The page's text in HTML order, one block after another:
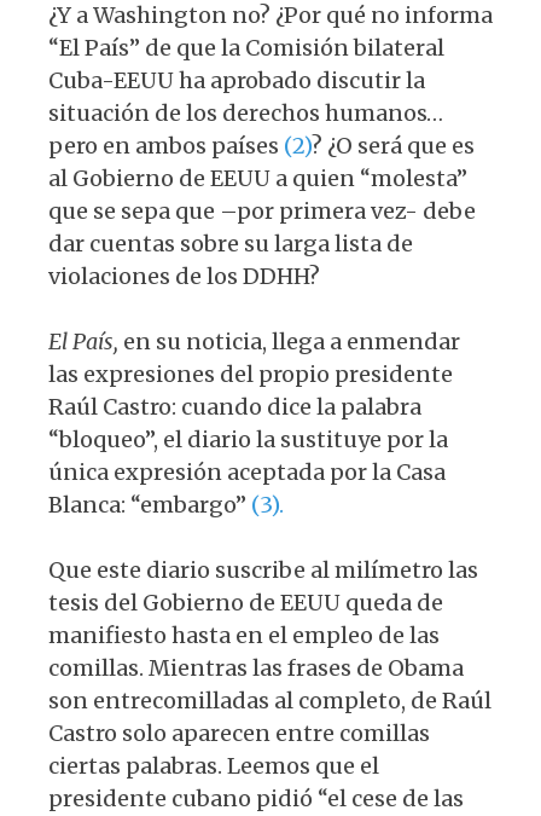
¿Y a Washington no? ¿Por qué no informa
“El País” de que la Comisión bilateral
Cuba-EEUU ha aprobado discutir la
situación de los derechos humanos…
pero en ambos países (2)? ¿O será que es
al Gobierno de EEUU a quien “molesta”
que se sepa que –por primera vez- debe
dar cuentas sobre su larga lista de
violaciones de los DDHH?
El País, en su noticia, llega a enmendar
las expresiones del propio presidente
Raúl Castro: cuando dice la palabra
“bloqueo”, el diario la sustituye por la
única expresión aceptada por la Casa
Blanca: “embargo” (3).
Que este diario suscribe al milímetro las
tesis del Gobierno de EEUU queda de
manifiesto hasta en el empleo de las
comillas. Mientras las frases de Obama
son entrecomilladas al completo, de Raúl
Castro solo aparecen entre comillas
ciertas palabras. Leemos que el
presidente cubano pidió “el cese de las